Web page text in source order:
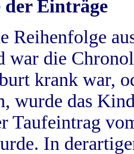
der Einträge
Reihenfolge
war die
krank war,
wurde das
Taufeintrag
In